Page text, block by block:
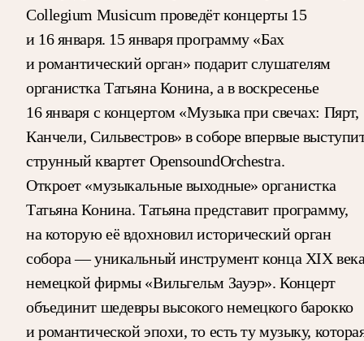
Collegium Musicum проведёт концерты 15
и 16 января. 15 января программу «Бах
и романтический орган» подарит слушателям
органистка Татьяна Конина, а в воскресенье
16 января с концертом «Музыка при свечах: Пярт,
Канчели, Сильвестров» в соборе впервые
струнный квартет OpensoundOrchestra.
Откроет «музыкальные выходные» органистка
Татьяна Конина. Татьяна представит программу,
на которую её вдохновил исторический орган
собора — уникальный инструмент конца XIX
немецкой фирмы «Вильгельм Зауэр». Концерт
объединит шедевры высокого немецкого барокко
и романтической эпохи, то есть ту музыку,